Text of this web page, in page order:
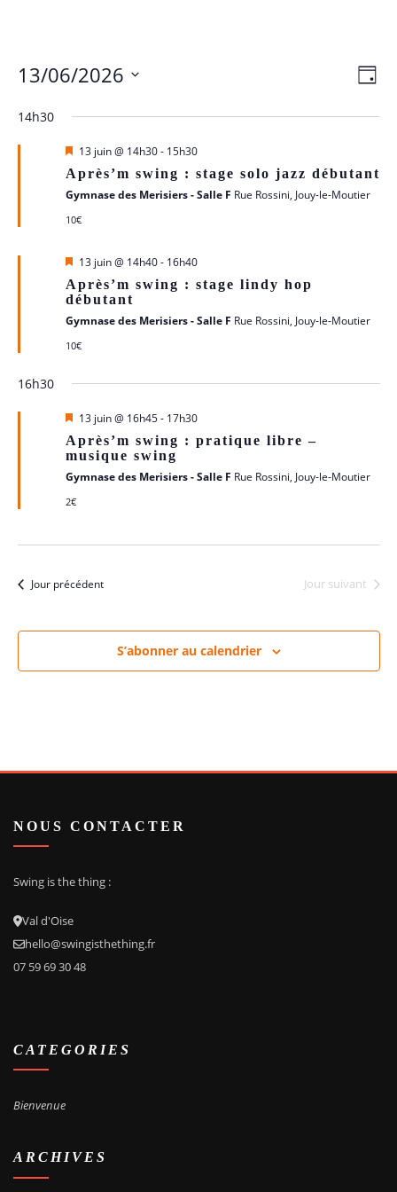
Jour
13/06/2026
une
date.
14h30
Mis
avant
13 juin @ 14h30- 15h30
Après’m swing : stage solo jazz débutant
Gymnase des Merisiers - Salle F Rue Rossini, Jouy-le-Moutier
10€
Mis
avant
13 juin @ 14h40- 16h40
Après’m swing : stage lindy hop
débutant
Gymnase des Merisiers - Salle F Rue Rossini, Jouy-le-Moutier
10€
16h30
Mis
avant
13 juin @ 16h45- 17h30
Après’m swing : pratique libre –
musique swing
Gymnase des Merisiers - Salle F Rue Rossini, Jouy-le-Moutier
2€
Jour précédent Jour suivant
S’abonner au calendrier
NOUS CONTACTER
Swing is the thing :
Val d'Oise
hello@swingisthething.fr
07 59 69 30 48
CATEGORIES
Bienvenue
ARCHIVES